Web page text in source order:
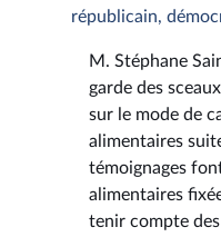
républicain,
M. Stéphane
garde des
sur le mode de
alimentaires
témoignages
alimentaires
tenir compte